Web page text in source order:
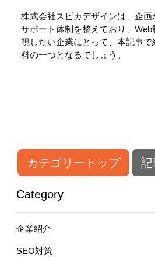
株式会社スピカデザインは、企画
サポート体制を整えており、
視したい企業にとって、本記事
料の一つとなるでしょう。
カテゴリートップ 記
Category
企業紹介
SEO対策